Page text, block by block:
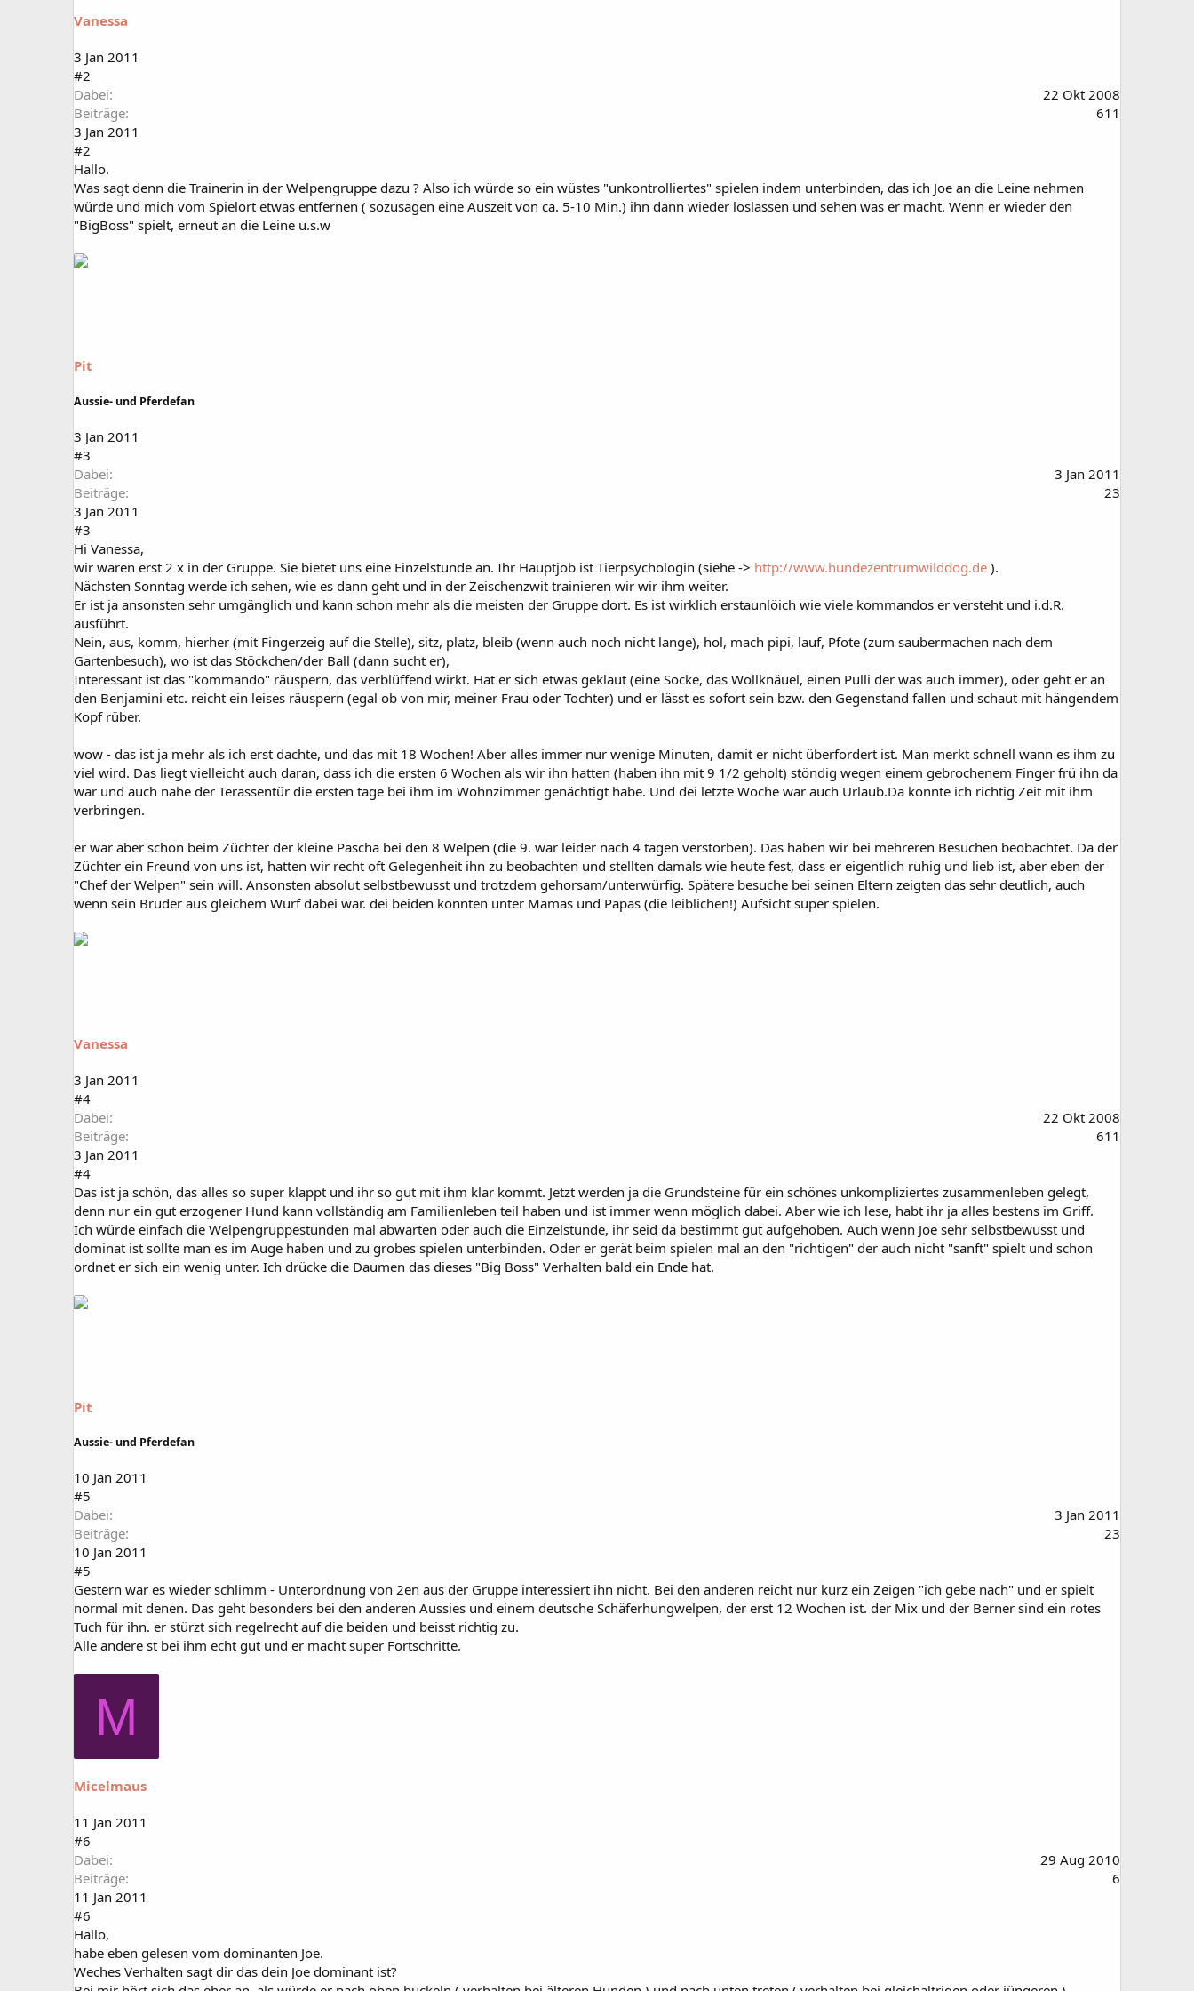
Vanessa
3 Jan 2011
#2
Dabei
22 Okt 2008
Beiträge
611
3 Jan 2011
#2
Hallo.
Was sagt denn die Trainerin in der Welpengruppe dazu ? Also ich würde so ein wüstes "unkontrolliertes" spielen indem unterbinden, das ich Joe an die Leine nehmen
würde und mich vom Spielort etwas entfernen ( sozusagen eine Auszeit von ca. 5-10 Min.) ihn dann wieder loslassen und sehen was er macht. Wenn er wieder den
"BigBoss" spielt, erneut an die Leine u.s.w
Pit
Aussie- und Pferdefan
3 Jan 2011
#3
Dabei
3 Jan 2011
Beiträge
23
3 Jan 2011
#3
Hi Vanessa,
wir waren erst 2 x in der Gruppe. Sie bietet uns eine Einzelstunde an. Ihr Hauptjob ist Tierpsychologin (siehe -> http://www.hundezentrumwilddog.de ).
Nächsten Sonntag werde ich sehen, wie es dann geht und in der Zeischenzwit trainieren wir wir ihm weiter.
Er ist ja ansonsten sehr umgänglich und kann schon mehr als die meisten der Gruppe dort. Es ist wirklich erstaunlöich wie viele kommandos er versteht und i.d.R.
ausführt.
Nein, aus, komm, hierher (mit Fingerzeig auf die Stelle), sitz, platz, bleib (wenn auch noch nicht lange), hol, mach pipi, lauf, Pfote (zum saubermachen nach dem
Gartenbesuch), wo ist das Stöckchen/der Ball (dann sucht er),
Interessant ist das "kommando" räuspern, das verblüffend wirkt. Hat er sich etwas geklaut (eine Socke, das Wollknäuel, einen Pulli der was auch immer), oder geht er an
den Benjamini etc. reicht ein leises räuspern (egal ob von mir, meiner Frau oder Tochter) und er lässt es sofort sein bzw. den Gegenstand fallen und schaut mit hängendem
Kopf rüber.
wow - das ist ja mehr als ich erst dachte, und das mit 18 Wochen! Aber alles immer nur wenige Minuten, damit er nicht überfordert ist. Man merkt schnell wann es ihm zu
viel wird. Das liegt vielleicht auch daran, dass ich die ersten 6 Wochen als wir ihn hatten (haben ihn mit 9 1/2 geholt) stöndig wegen einem gebrochenem Finger frü ihn da
war und auch nahe der Terassentür die ersten tage bei ihm im Wohnzimmer genächtigt habe. Und dei letzte Woche war auch Urlaub.Da konnte ich richtig Zeit mit ihm
verbringen.
er war aber schon beim Züchter der kleine Pascha bei den 8 Welpen (die 9. war leider nach 4 tagen verstorben). Das haben wir bei mehreren Besuchen beobachtet. Da der
Züchter ein Freund von uns ist, hatten wir recht oft Gelegenheit ihn zu beobachten und stellten damals wie heute fest, dass er eigentlich ruhig und lieb ist, aber eben der
"Chef der Welpen" sein will. Ansonsten absolut selbstbewusst und trotzdem gehorsam/unterwürfig. Spätere besuche bei seinen Eltern zeigten das sehr deutlich, auch
wenn sein Bruder aus gleichem Wurf dabei war. dei beiden konnten unter Mamas und Papas (die leiblichen!) Aufsicht super spielen.
Vanessa
3 Jan 2011
#4
Dabei
22 Okt 2008
Beiträge
611
3 Jan 2011
#4
Das ist ja schön, das alles so super klappt und ihr so gut mit ihm klar kommt. Jetzt werden ja die Grundsteine für ein schönes unkompliziertes zusammenleben gelegt,
denn nur ein gut erzogener Hund kann vollständig am Familienleben teil haben und ist immer wenn möglich dabei. Aber wie ich lese, habt ihr ja alles bestens im Griff.
Ich würde einfach die Welpengruppestunden mal abwarten oder auch die Einzelstunde, ihr seid da bestimmt gut aufgehoben. Auch wenn Joe sehr selbstbewusst und
dominat ist sollte man es im Auge haben und zu grobes spielen unterbinden. Oder er gerät beim spielen mal an den "richtigen" der auch nicht "sanft" spielt und schon
ordnet er sich ein wenig unter. Ich drücke die Daumen das dieses "Big Boss" Verhalten bald ein Ende hat.
Pit
Aussie- und Pferdefan
10 Jan 2011
#5
Dabei
3 Jan 2011
Beiträge
23
10 Jan 2011
#5
Gestern war es wieder schlimm - Unterordnung von 2en aus der Gruppe interessiert ihn nicht. Bei den anderen reicht nur kurz ein Zeigen "ich gebe nach" und er spielt
normal mit denen. Das geht besonders bei den anderen Aussies und einem deutsche Schäferhungwelpen, der erst 12 Wochen ist. der Mix und der Berner sind ein rotes
Tuch für ihn. er stürzt sich regelrecht auf die beiden und beisst richtig zu.
Alle andere st bei ihm echt gut und er macht super Fortschritte.
M
Micelmaus
11 Jan 2011
#6
Dabei
29 Aug 2010
Beiträge
6
11 Jan 2011
#6
Hallo,
habe eben gelesen vom dominanten Joe.
Weches Verhalten sagt dir das dein Joe dominant ist?